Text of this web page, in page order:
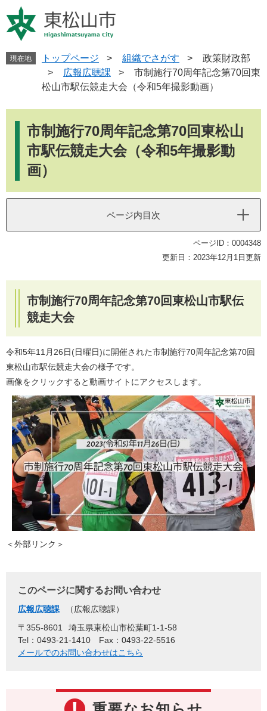
ー
ジ
ニ
ュ
現在地 トップページ > 組織でさがす >
政策財政部
>
広報広聴課 >
市制施行70周年記念第70回東
松山市駅伝競走大会（令和5年撮影動画）
市制施行70周年記念第70回東松山
市駅伝競走大会（令和5年撮影動
画）
ページ内目次
ページID：0004348
更新日：2023年12月1日更新
市制施行70周年記念第70回東松山市駅伝
競走大会
令和5年11月26日(日曜日)に開催された市制施行70周年記念第70回
東松山市駅伝競走大会の様子です。
画像をクリックすると動画サイトにアクセスします。
＜外部リンク＞
このページに関するお問い合わせ
広報広聴課
広報広聴課
〒355-8601
埼玉県東松山市松葉町1-1-58
Tel：0493-21-1410
Fax：0493-22-5516
メールでのお問い合わせはこちら